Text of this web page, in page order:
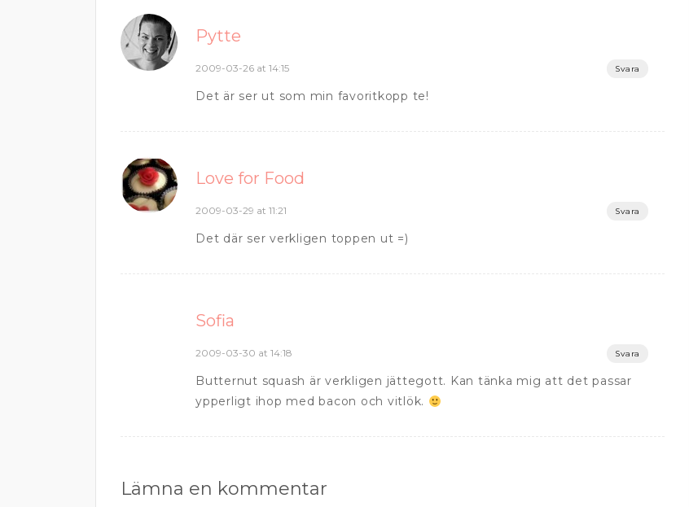
Pytte
2009-03-26 at 14:15 Svara
Det är ser ut som min favoritkopp te!
Love for Food
2009-03-29 at 11:21 Svara
Det där ser verkligen toppen ut =)
Sofia
2009-03-30 at 14:18 Svara
Butternut squash är verkligen jättegott. Kan tänka mig att det passar
ypperligt ihop med bacon och vitlök.
Lämna en kommentar